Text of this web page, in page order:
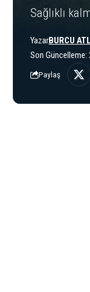
Sağlıklı
Son Güncelleme:
YazarBURCU
Paylaş